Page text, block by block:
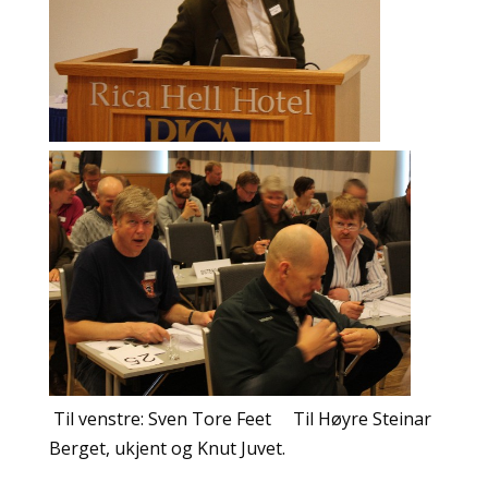
Til venstre: Sven Tore Feet Til Høyre Steinar
Berget, ukjent og Knut Juvet.